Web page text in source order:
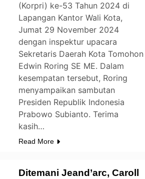
(Korpri) ke-53 Tahun 2024 di
Lapangan Kantor Wali Kota,
Jumat 29 November 2024
dengan inspektur upacara
Sekretaris Daerah Kota Tomohon
Edwin Roring SE ME. Dalam
kesempatan tersebut, Roring
menyampaikan sambutan
Presiden Republik Indonesia
Prabowo Subianto. Terima
kasih…
Read More
Ditemani Jeand’arc, Caroll